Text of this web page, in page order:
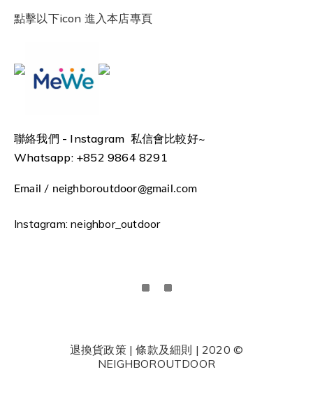
點擊以下icon 進入本店專頁
聯絡我們 - Instagram 私信會比較好~
Whatsapp: +852 9864 8291
Email / neighboroutdoor@gmail.com
Instagram: neighbor_outdoor
退換貨政策 | 條款及細則 | 2020 ©
NEIGHBOROUTDOOR